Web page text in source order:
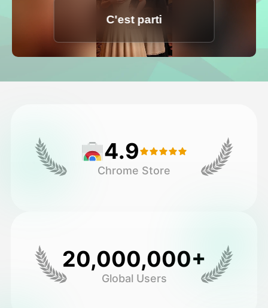
Vidéo d'avatar
▼
Autres outils
C'est parti
4.9
Chrome Store
20,000,000+
Global Users